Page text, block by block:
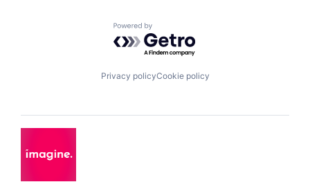
Powered by Getro.com
Privacy policyCookie policy